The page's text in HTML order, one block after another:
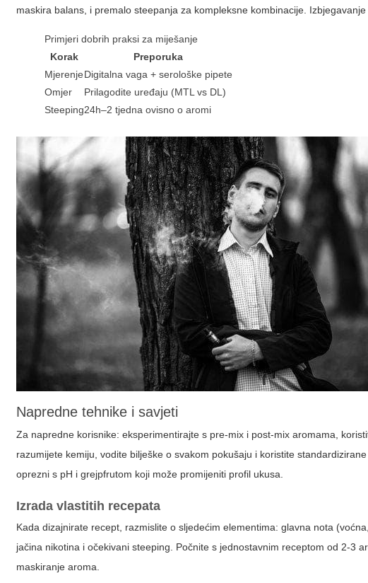
maskira balans, i premalo steepanja za kompleksne kombinacije.
Primjeri dobrih praksi za miješanje
Korak
Preporuka
MjerenjeDigitalna vaga + serološke pipete
Omjer
Prilagodite uređaju (MTL vs DL)
Steeping24h–2 tjedna ovisno o aromi
Napredne tehnike i savjeti
Za napredne korisnike: eksperimentirajte s pre-mix i post-mix aromama,
razumijete kemiju, vodite bilješke o svakom pokušaju i koristite
oprezni s pH i grejpfrutom koji može promijeniti profil ukusa.
Izrada vlastitih recepata
Kada dizajnirate recept, razmislite o sljedećim elementima: glavna nota
jačina nikotina i očekivani steeping. Počnite s jednostavnim receptom od 2-3
maskiranje aroma.